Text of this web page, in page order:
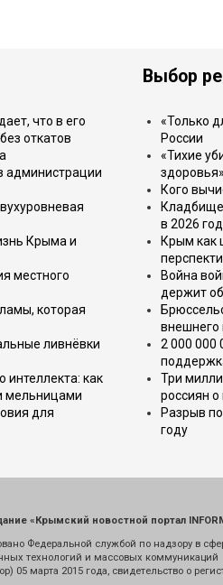
что в его
откатов
администрации
Крыма и
местного
которая
ливнёвки
интеллекта: как
мельницами
для
Выбор
«Только
России
«Тихие
Кого
в 2026
Крым как
Война
держит
2 000 000
Три
россиян о
Разрыв
году
«Крымский новостной портал
Федеральной службой по надзору в
технологий и массовых коммуникаций
05 марта 2015 года, свидетельство о